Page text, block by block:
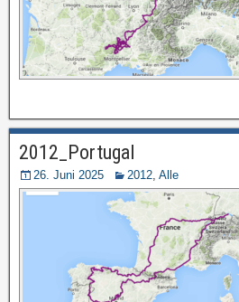
2012_Portugal
26. Juni 2025 2012, Alle